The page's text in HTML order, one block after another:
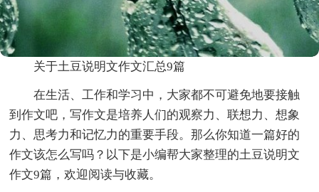
关于土豆说明文作文汇总9篇
在生活、工作和学习中，大家都不可避免地要接触
到作文吧，写作文是培养人们的观察力、联想力、想象
力、思考力和记忆力的重要手段。那么你知道一篇好的
作文该怎么写吗？以下是小编帮大家整理的土豆说明文
作文9篇，欢迎阅读与收藏。